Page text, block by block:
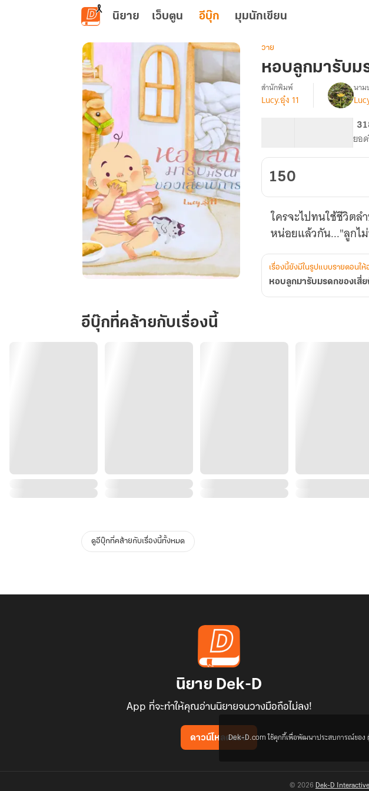
ข้ามไปยังเนื้อหาหลัก
นิยาย เว็บตูน อีบุ๊ก มุมนักเขียน
มา
รับ
มรดก
วาย
หอบลูกมารับม
เรื่อง
มรดก
ของ
เสี่ย
พิการ
สำนักพิมพ์
Lucy.อุ๋ง 11
นาม
ยอ
150
ใครจะไปทนใช้ชีวิตล
หน่อยแล้วกัน..."ลูกไม่
เรื่องนี้ยังมีในรูปแบบรายตอนให้
หอบลูกมารับมรดกของเสี่
อีบุ๊กที่คล้ายกับเรื่องนี้
ดูอีบุ๊กที่คล้ายกับเรื่องนี้ทั้งหมด
นิยาย Dek-D
App ที่จะทำให้คุณอ่านนิยายจนวางมือถือไม่ลง!
ดาวน์โหลดแอป
© 2026 Dek-D
Dek-D.com ใช้คุกกี้เพื่อพัฒนาประสบการณ์ของ